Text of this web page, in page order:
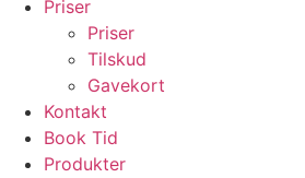
Priser
Priser
Tilskud
Gavekort
Kontakt
Book Tid
Produkter